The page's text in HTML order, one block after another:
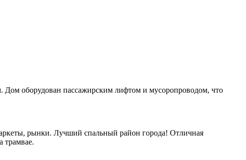
Дом оборудован пассажирским лифтом и мусоропроводом, что
рынки. Лучший спальный район города! Отличная
трамвае.